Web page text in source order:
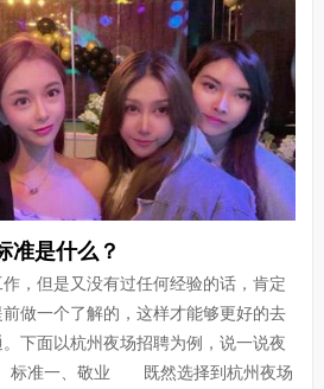
准是什么？
但是又没有过任何经验的话，肯定
做一个了解的，这样才能够更好的去
下面以杭州夜场招聘为例，说一说夜
准一、敬业 既然选择到杭州夜场